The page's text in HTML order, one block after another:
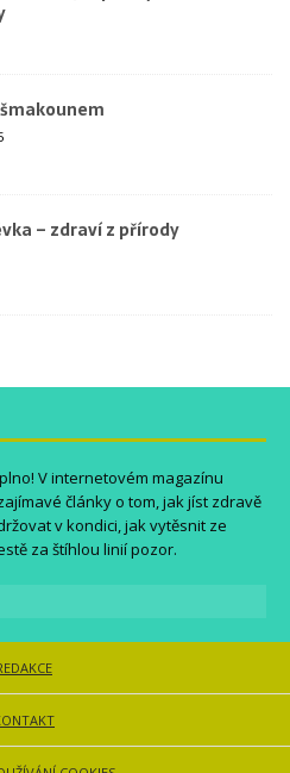
– zdraví z přírody
V internetovém magazínu
články o tom, jak jíst zdravě
v kondici, jak vytěsnit ze
za štíhlou linií pozor.